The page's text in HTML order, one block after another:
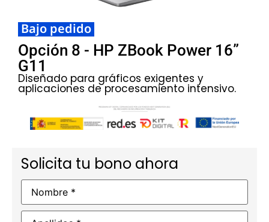
Bajo pedido
Opción 8 - HP ZBook Power 16”
G11
Diseñado para gráficos exigentes y
aplicaciones de procesamiento intensivo.
Solicita tu bono ahora
Nombre
Apellidos